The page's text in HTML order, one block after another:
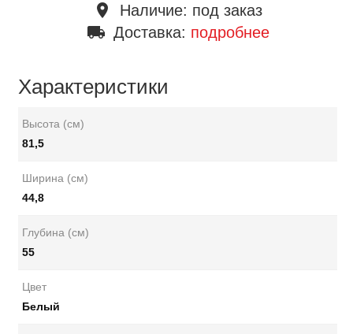
place Наличие: под заказ
local_shipping Доставка: подробнее
Характеристики
Высота (см)
81,5
Ширина (см)
44,8
Глубина (см)
55
Цвет
Белый